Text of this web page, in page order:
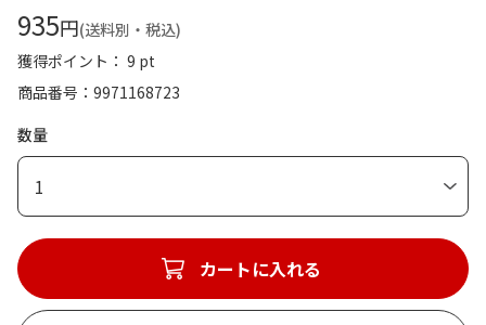
935円(送料別・税込)
獲得ポイント： 9 pt
商品番号
9971168723
数量
1
カートに入れる